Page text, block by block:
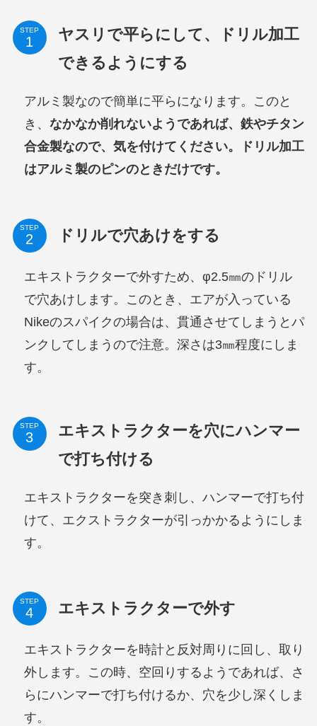
STEP
ヤスリで平らにして、ドリル加工
できるようにする
アルミ製なので簡単に平らになります。このと
き、 なかなか削れないようであれば、鉄やチタン
合金製なので、気を付けてください。ドリル加工
はアルミ製のピンのときだけです。
STEP ドリルで穴あけをする
エキストラクターで外すため、φ2.5㎜のドリル
で穴あけします。このとき、エアが入っている
Nikeのスパイクの場合は、貫通させてしまうとパ
ンクしてしまうので注意。深さは3㎜程度にしま
す。
STEP
エキストラクターを穴にハンマー
で打ち付ける
エキストラクターを突き刺し、ハンマーで打ち付
けて、エクストラクターが引っかかるようにしま
す。
STEP エキストラクターで外す
エキストラクターを時計と反対周りに回し、取り
外します。この時、空回りするようであれば、さ
らにハンマーで打ち付けるか、穴を少し深くしま
す。